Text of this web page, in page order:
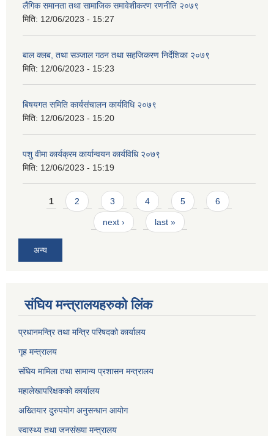
लैंगिक समानता तथा सामाजिक समावेशीकरण रणनीति २०७९
मिति: 12/06/2023 - 15:27
बाल क्लब, तथा सञ्जाल गठन तथा सहजिकरण निर्देशिका २०७९
मिति: 12/06/2023 - 15:23
बिषयगत समिति कार्यसंचालन कार्यविधि २०७९
मिति: 12/06/2023 - 15:20
पशु वीमा कार्यक्रम कार्यान्वयन कार्यविधि २०७९
मिति: 12/06/2023 - 15:19
Pages
1 2 3 4 5 6
next › last »
अन्य
संघिय मन्त्र‍ालयहरुको लिंक
प्रधानमन्त्रि तथा मन्त्रि परिषदको कार्यालय
गृह मन्त्रालय
संघिय मामिला तथा सामान्य प्रशासन मन्त्रालय
महालेखापरिक्षकको कार्यालय
अख्तियार दुरुपयोग अनुसन्धान आयोग
स्वास्थ्य तथा जनसंख्या मन्त्रालय